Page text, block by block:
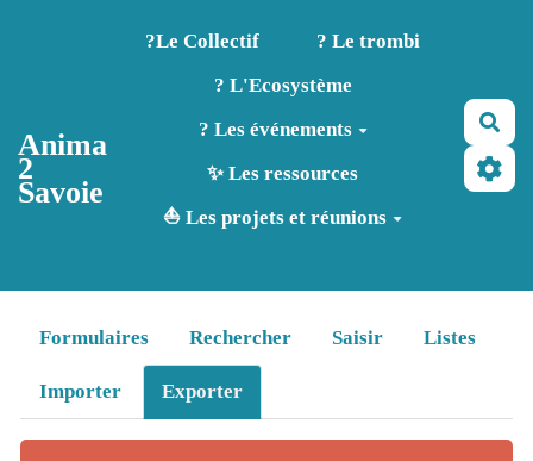
Aller au contenu principal
Anima
2
Savoie
?️Le Collectif
? Le trombi
? L'Ecosystème
? Les événements
✨ Les ressources
⛵ Les projets et réunions
Formulaires Rechercher Saisir Listes
Importer Exporter